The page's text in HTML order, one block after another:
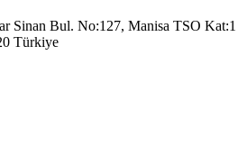
Sinan Bul. No:127, Manisa TSO Kat:1
Türkiye